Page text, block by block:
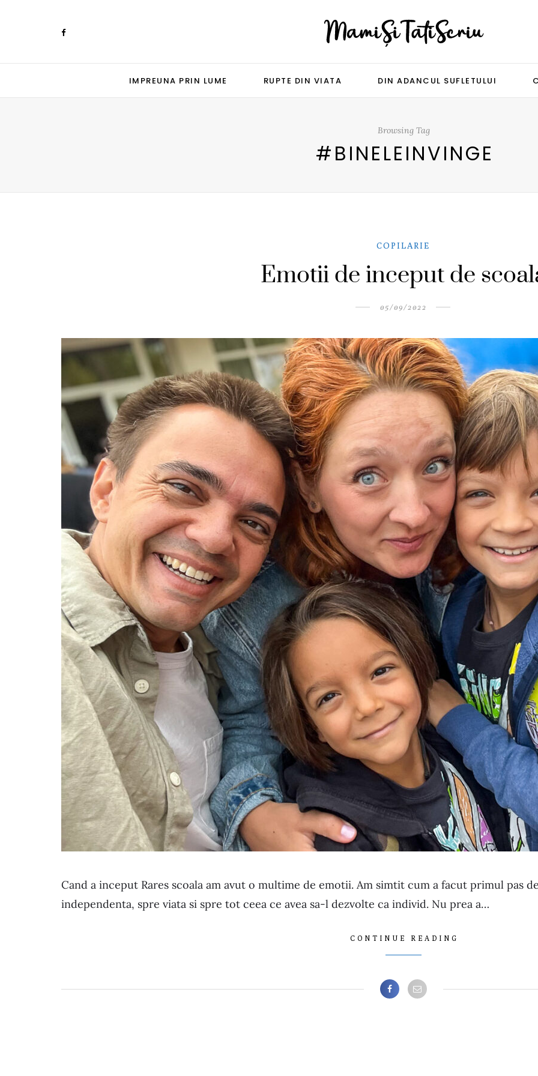
IMPREUNA PRIN LUME RUPTE DIN VIATA DIN ADANCUL SUFLETULUI
Browsing Tag
#BINELEINVINGE
COPILARIE
Emotii de inceput de
05/09/2022
Cand a inceput Rares scoala am avut o multime de emotii. Am simtit cum a facut primul pas
independenta, spre viata si spre tot ceea ce avea sa-l dezvolte ca individ. Nu prea a…
CONTINUE READING